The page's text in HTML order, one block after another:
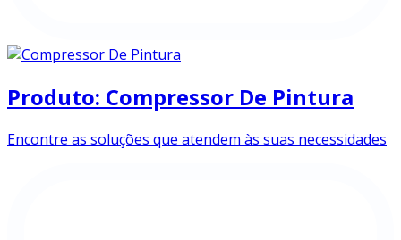
Produto: Compressor De Pintura
Encontre as soluções que atendem às suas necessidades